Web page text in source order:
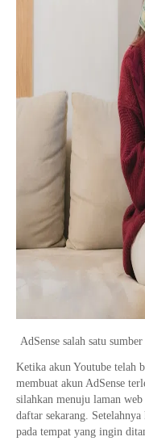
AdSense salah satu
Ketika akun Youtube telah
membuat akun AdSense
silahkan menuju laman web
daftar sekarang.
pada tempat yang ingin